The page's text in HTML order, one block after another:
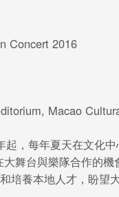
Concert 2016
Macao
起，每年夏天在文化
舞台與樂隊合作的機
培養本地人才，盼望